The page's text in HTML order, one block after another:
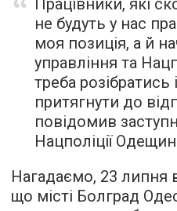
не будуть у нас
моя позиція, а й
управління та
треба розібратись
притягнути до
повідомив
Нацполіції
Нагадаємо, 23 липня
що місті Болград